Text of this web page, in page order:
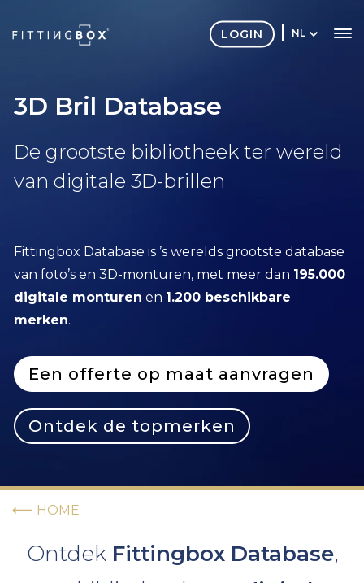
NL
LOGIN
3D Bril Database
De grootste bibliotheek ter wereld
van digitale 3D-brillen
Fittingbox Database is ’s werelds grootste database
van foto’s en 3D-monturen, met meer dan 195.000
digitale monturen en 1.200 beschikbare
merken.
Een offerte op maat aanvragen
Ontdek de topmerken
HOME
Ontdek Fittingbox Database,